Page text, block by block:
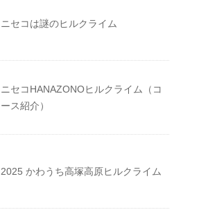
ニセコは謎のヒルクライム
ニセコHANAZONOヒルクライム（コ
ース紹介）
2025 かわうち高塚高原ヒルクライム